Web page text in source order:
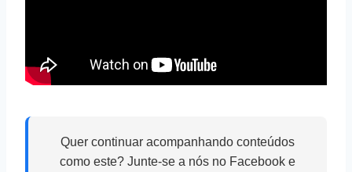
Quer continuar acompanhando conteúdos
como este? Junte-se a nós no Facebook e